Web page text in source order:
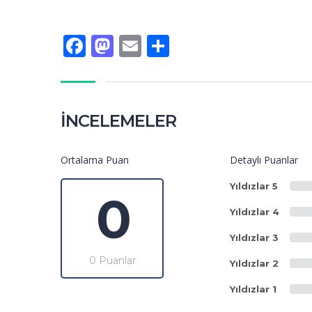
Facebook
Mastodon
Email
İNCELEMELER
Ortalama Puan
0
0 Puanlar
Detaylı Puanlar
Yıldızlar 5
Yıldızlar 4
Yıldızlar 3
Yıldızlar 2
Yıldızlar 1